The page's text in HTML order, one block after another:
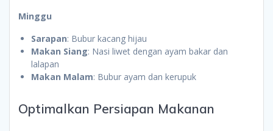
Minggu
Sarapan: Bubur kacang hijau
Makan Siang: Nasi liwet dengan ayam bakar dan
lalapan
Makan Malam: Bubur ayam dan kerupuk
Optimalkan Persiapan Makanan